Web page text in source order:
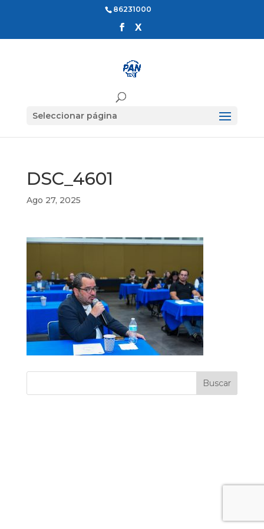
86231000
Seleccionar página
DSC_4601
Ago 27, 2025